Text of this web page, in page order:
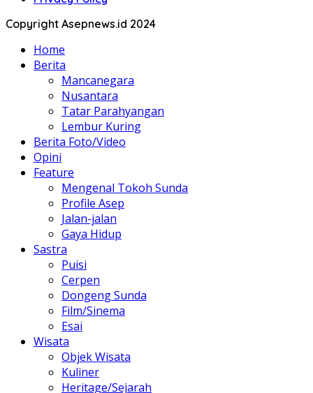
Copyright Asepnews.id 2024
Home
Berita
Mancanegara
Nusantara
Tatar Parahyangan
Lembur Kuring
Berita Foto/Video
Opini
Feature
Mengenal Tokoh Sunda
Profile Asep
Jalan-jalan
Gaya Hidup
Sastra
Puisi
Cerpen
Dongeng Sunda
Film/Sinema
Esai
Wisata
Objek Wisata
Kuliner
Heritage/Sejarah